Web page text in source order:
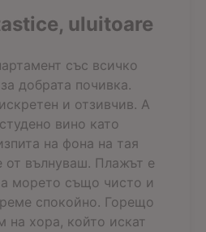
uluitoare
със всичко
добрата почивка.
и отзивчив. А
вино като
на фона на тая
от вълнуваш. Плажът е
морето също чисто и
спокойно. Горещо
на хора, който искат